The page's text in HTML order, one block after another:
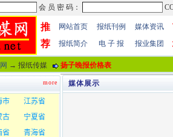
推
荐
网站首页 报纸刊例 媒体资讯
报纸简介 电 子 报 报业集团
→ 报纸传媒 扬子晚报价格表
媒体展示
more